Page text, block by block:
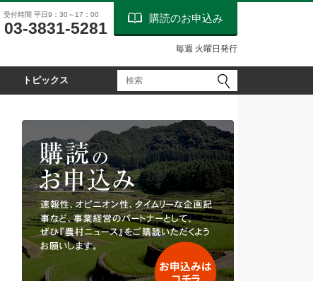
受付時間 平日9：30～17：00
03-3831-5281
購読のお申込み
毎週 火曜日発行
トピックス